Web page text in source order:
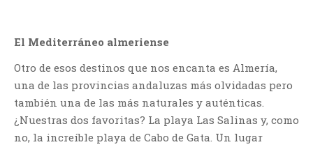
El Mediterráneo almeriense
Otro de esos destinos que nos encanta es Almería,
una de las provincias andaluzas más olvidadas pero
también una de las más naturales y auténticas.
¿Nuestras dos favoritas? La playa Las Salinas y, como
no, la increíble playa de Cabo de Gata. Un lugar